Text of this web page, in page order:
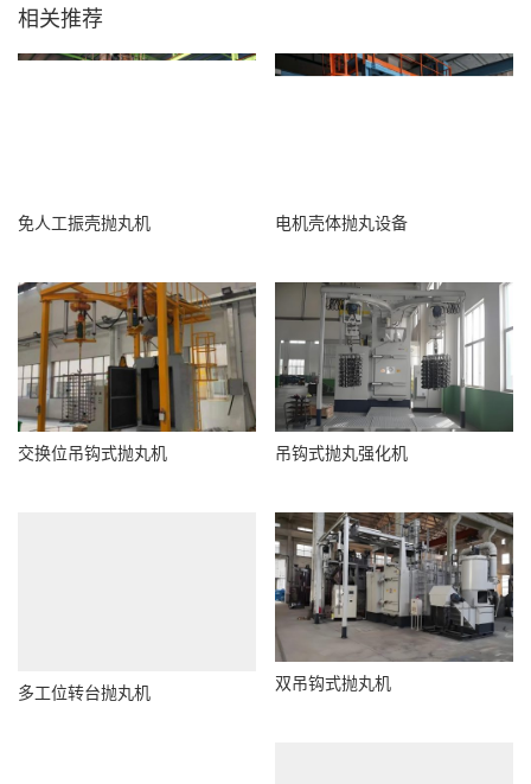
相关推荐
免人工振壳抛丸机 电机壳体抛丸设备
交换位吊钩式抛丸机 吊钩式抛丸强化机
多工位转台抛丸机 双吊钩式抛丸机